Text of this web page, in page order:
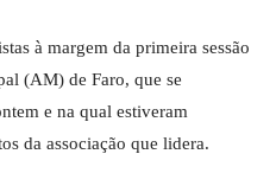
à margem da primeira sessão
(AM) de Faro, que se
e na qual estiveram
da associação que lidera.